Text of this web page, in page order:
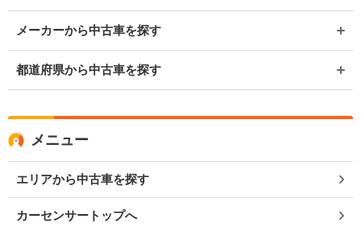
メーカーから中古車を探す
都道府県から中古車を探す
メニュー
エリアから中古車を探す
カーセンサートップへ